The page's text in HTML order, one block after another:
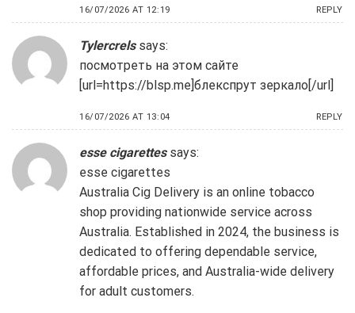
16/07/2026 AT 12:19 REPLY
Tylercrels says:
посмотреть на этом сайте
[url=https://blsp.me]блекспрут зеркало[/url]
16/07/2026 AT 13:04 REPLY
esse cigarettes says:
esse cigarettes
Australia Cig Delivery is an online tobacco
shop providing nationwide service across
Australia. Established in 2024, the business is
dedicated to offering dependable service,
affordable prices, and Australia-wide delivery
for adult customers.